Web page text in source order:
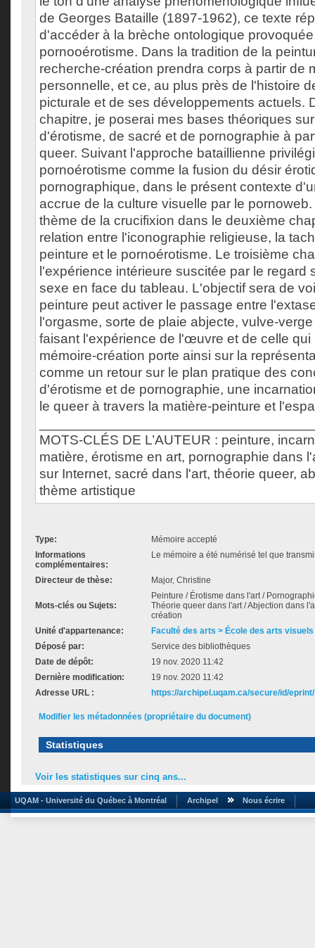
de Georges Bataille (1897-1962), ce texte
d'accéder à la brèche ontologique
pornooérotisme. Dans la tradition de la
recherche-création prendra corps à partir de
personnelle, et ce, au plus près de l'histoire
picturale et de ses développements actuels.
chapitre, je poserai mes bases théoriques
d'érotisme, de sacré et de pornographie à
queer. Suivant l'approche bataillienne
pornoérotisme comme la fusion du désir
pornographique, dans le présent contexte
accrue de la culture visuelle par le
thème de la crucifixion dans le deuxième
relation entre l'iconographie religieuse, la
peinture et le pornoérotisme. Le troisième
l'expérience intérieure suscitée par le
sexe en face du tableau. L'objectif sera de
peinture peut activer le passage entre
l'orgasme, sorte de plaie abjecte, vulve-
faisant l'expérience de l'œuvre et de celle qui
mémoire-création porte ainsi sur la
comme un retour sur le plan pratique des
d'érotisme et de pornographie, une
le queer à travers la matière-peinture et
MOTS-CLÉS DE L’AUTEUR : peinture,
matière, érotisme en art, pornographie dans
sur Internet, sacré dans l'art, théorie queer,
thème artistique
Type:
Mémoire accepté
Informations
complémentaires:
Le mémoire a été numérisé tel que
Directeur de thèse: Major, Christine
Mots-clés ou Sujets:
Peinture / Érotisme dans l'art /
Théorie queer dans l'art / Abjection dans
création
Unité d'appartenance:
Faculté des arts > École des arts
Déposé par:
Service des bibliothèques
Date de dépôt:
19 nov. 2020 11:42
Dernière modification:
19 nov. 2020 11:42
Adresse URL :
https://archipel.uqam.ca/secure/id/
Modifier les métadonnées (propriétaire du document)
Statistiques
Voir les statistiques sur cinq ans...
UQAM - Université du Québec à Montréal Archipel Nous écrire